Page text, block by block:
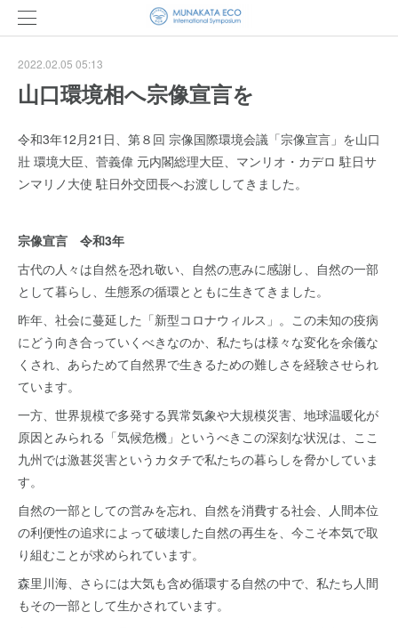
2022.02.05 05:13
山口環境相へ宗像宣言を
令和3年12月21日、第８回 宗像国際環境会議「宗像宣言」を山口
壯 環境大臣、菅義偉 元内閣総理大臣、マンリオ・カデロ 駐日サ
ンマリノ大使 駐日外交団長へお渡ししてきました。
宗像宣言 令和3年
古代の人々は自然を恐れ敬い、自然の恵みに感謝し、自然の一部
として暮らし、生態系の循環とともに生きてきました。
昨年、社会に蔓延した「新型コロナウィルス」。この未知の疫病
にどう向き合っていくべきなのか、私たちは様々な変化を余儀な
くされ、あらためて自然界で生きるための難しさを経験させられ
ています。
一方、世界規模で多発する異常気象や大規模災害、地球温暖化が
原因とみられる「気候危機」というべきこの深刻な状況は、ここ
九州では激甚災害というカタチで私たちの暮らしを脅かしていま
す。
自然の一部としての営みを忘れ、自然を消費する社会、人間本位
の利便性の追求によって破壊した自然の再生を、今こそ本気で取
り組むことが求められています。
森里川海、さらには大気も含め循環する自然の中で、私たち人間
もその一部として生かされています。